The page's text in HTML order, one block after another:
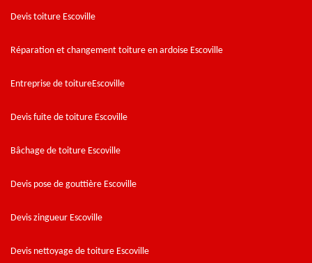
Devis toiture Escoville
Réparation et changement toiture en ardoise Escoville
Entreprise de toitureEscoville
Devis fuite de toiture Escoville
Bâchage de toiture Escoville
Devis pose de gouttière Escoville
Devis zingueur Escoville
Devis nettoyage de toiture Escoville